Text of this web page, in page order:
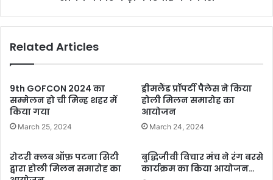
न
वाले
स्वास्थ्य
सचिव
ने
दिए
के
निर्देश
Related Articles
9th GOFCON 2024 का
सम्मेलन हो ची मिन्ह शहर में
किया गया
March 25, 2024
ड्रीमलैंड प्रॉपर्टी पैलेस ने किया
होली मिलन समारोह का
आयोजन
March 24, 2024
रोटरी क्लब ऑफ़ पटना सिटी
द्वारा होली मिलन समारोह का
बुद्धिजीवी विचार मंच ने रंग बरसे
कार्यक्रम का किया आयोजन…